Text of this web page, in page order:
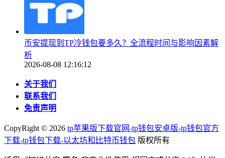
币安提现到TP冷钱包要多久？全流程时间与影响因素解
析
2026-08-08 12:16:12
关于我们
联系我们
免责声明
CopyRight © 2026 tp苹果版下载官网-tp钱包安卓版-tp钱包官方
下载-tp钱包下载-以太坊和比特币钱包 版权所有